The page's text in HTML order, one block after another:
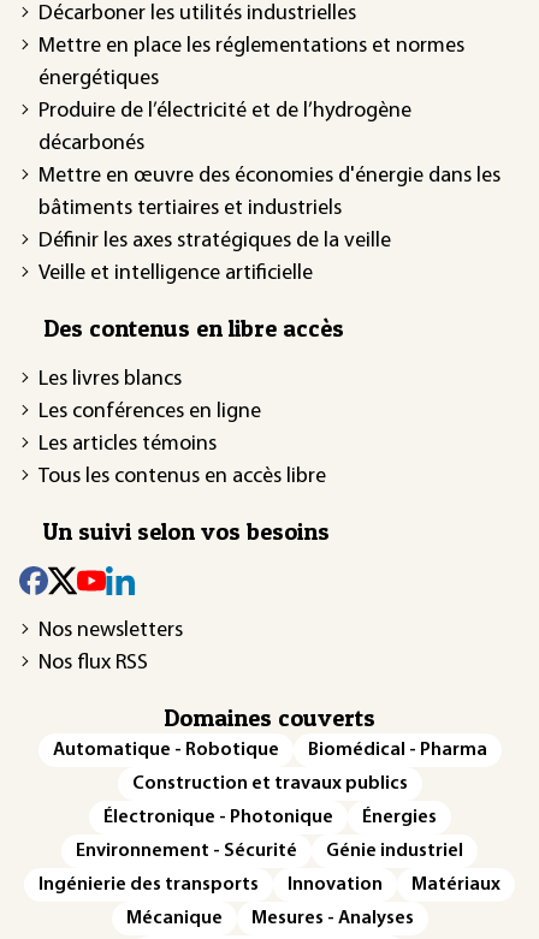
Décarboner les utilités industrielles
Mettre en place les réglementations et normes
énergétiques
Produire de l’électricité et de l’hydrogène
décarbonés
Mettre en œuvre des économies d'énergie dans les
bâtiments tertiaires et industriels
Définir les axes stratégiques de la veille
Veille et intelligence artificielle
Des contenus en libre accès
Les livres blancs
Les conférences en ligne
Les articles témoins
Tous les contenus en accès libre
Un suivi selon vos besoins
Nos newsletters
Nos flux RSS
Domaines couverts
Automatique - Robotique
Biomédical - Pharma
Construction et travaux publics
Électronique - Photonique
Énergies
Environnement - Sécurité
Génie industriel
Ingénierie des transports
Innovation
Matériaux
Mécanique
Mesures - Analyses